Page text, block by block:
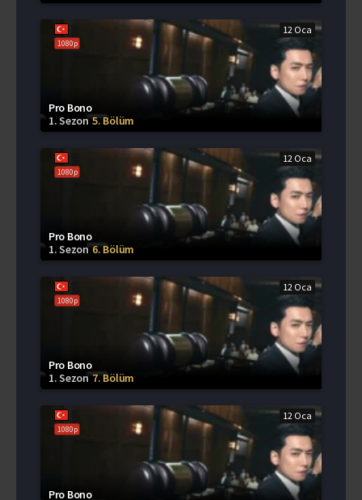
1080p
12 Oca
Pro Bono
1. Sezon5. Bölüm
1080p
12 Oca
Pro Bono
1. Sezon6. Bölüm
1080p
12 Oca
Pro Bono
1. Sezon7. Bölüm
1080p
12 Oca
Pro Bono